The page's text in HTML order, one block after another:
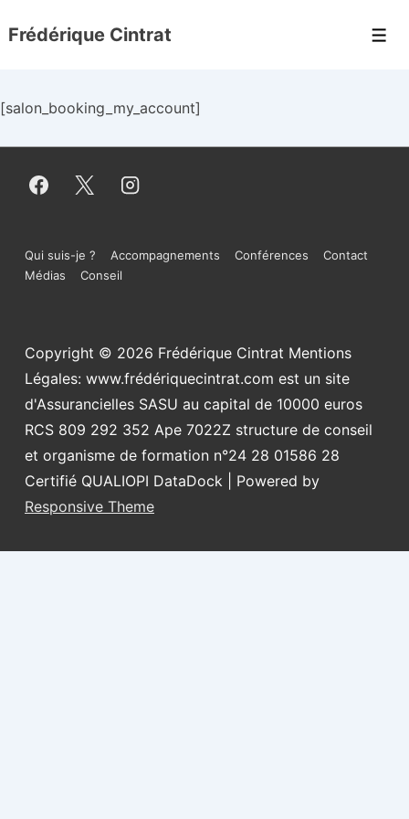
passer
principal
Frédérique Cintrat
[salon_booking_my_account]
Menu
de
page
Qui suis-je ? Accompagnements Conférences
Contact
Médias
Conseil
Copyright © 2026 Frédérique Cintrat Mentions
Légales: www.frédériquecintrat.com est un site
d'Assurancielles SASU au capital de 10000 euros
RCS 809 292 352 Ape 7022Z structure de conseil
et organisme de formation n°24 28 01586 28
Certifié QUALIOPI DataDock
| Powered by
Responsive Theme